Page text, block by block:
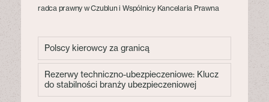
radca prawny w Czublun i Wspólnicy Kancelaria Prawna
Polscy kierowcy za granicą
Rezerwy techniczno-ubezpieczeniowe: Klucz
do stabilności branży ubezpieczeniowej